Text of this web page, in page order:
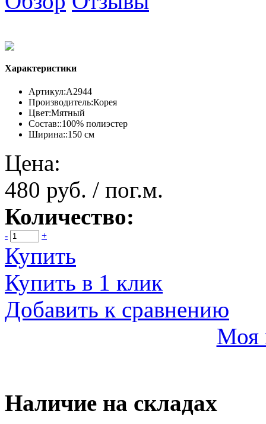
Характеристики
Артикул:А2944
Производитель:Корея
Цвет:Мятный
Состав::100% полиэстер
Ширина::150 см
Цена:
480 руб. / пог.м.
Количество:
- +
Купить
Купить в 1 клик
Добавить к сравнению
Моя
Наличие на складах